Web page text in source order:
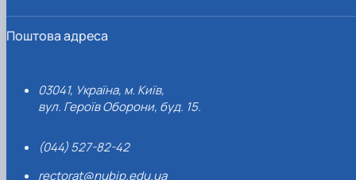
Поштова адреса
03041, Україна, м. Київ,
вул. Героїв Оборони, буд. 15.
(044) 527-82-42
rectorat@nubip.edu.ua